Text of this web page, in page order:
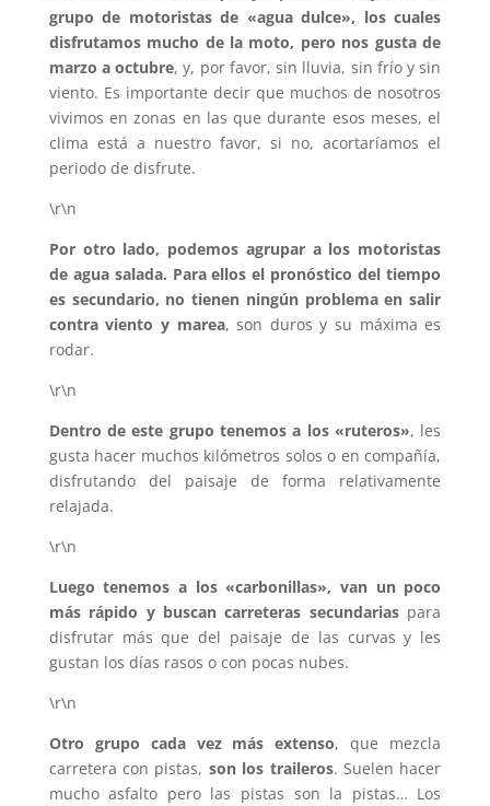
grupo de motoristas de «agua dulce», los cuales
disfrutamos mucho de la moto, pero nos gusta de
marzo a octubre, y, por favor, sin lluvia, sin frío y sin
viento. Es importante decir que muchos de nosotros
vivimos en zonas en las que durante esos meses, el
clima está a nuestro favor, si no, acortaríamos el
periodo de disfrute.
\r\n
Por otro lado, podemos agrupar a los motoristas
de agua salada. Para ellos el pronóstico del tiempo
es secundario, no tienen ningún problema en salir
contra viento y marea, son duros y su máxima es
rodar.
\r\n
Dentro de este grupo tenemos a los «ruteros», les
gusta hacer muchos kilómetros solos o en compañía,
disfrutando del paisaje de forma relativamente
relajada.
\r\n
Luego tenemos a los «carbonillas», van un poco
más rápido y buscan carreteras secundariaspara
disfrutar más que del paisaje de las curvas y les
gustan los días rasos o con pocas nubes.
\r\n
Otro grupo cada vez más extenso, que mezcla
carretera con pistas, son los traileros. Suelen hacer
mucho asfalto pero las pistas son la pistas… Los